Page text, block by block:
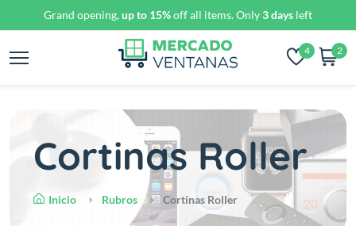
Grand opening,up to 15%off all items. Only3 days left
4 2
Cortinas Roller
Inicio Rubros Cortinas Roller